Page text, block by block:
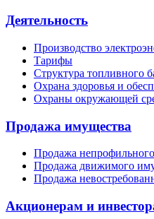
Деятельность
Производство
Тарифы
Структура топливного
Охрана здоровья и
Охраны окружающей
Продажа имущества
Продажа
Продажа движимого
Продажа
Акционерам и